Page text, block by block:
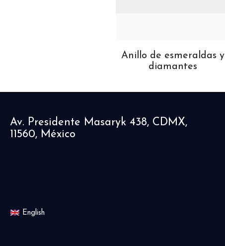
Anillo de esmeraldas y
diamantes
Av. Presidente Masaryk 438, CDMX,
11560, México
English